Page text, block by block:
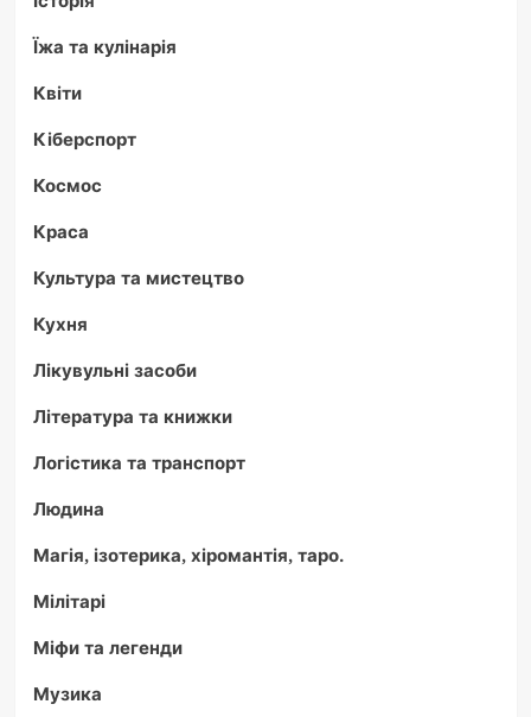
Їжа та кулінарія
Квіти
Кіберспорт
Космос
Краса
Культура та мистецтво
Кухня
Лікувульні засоби
Література та книжки
Логістика та транспорт
Людина
Магія, ізотерика, хіромантія, таро.
Мілітарі
Міфи та легенди
Музика